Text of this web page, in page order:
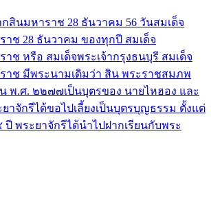
กสินมหาราช 28 ธันวาคม 56 วันสมเด็จ
าช 28 ธันวาคม ของทุกปี สมเด็จ
าช หรือ สมเด็จพระเจ้ากรุงธนบุรี สมเด็จ
าช มีพระนามเดิมว่า สิน พระราชสมภพ
พ.ศ. ๒๒๗๗เป็นบุตรของ นายไหฮอง และ
ยาจักรีได้ขอไปเลี้ยงเป็นบุตรบุญธรรม ตั้งแต่
ปี พระยาจักรีได้นำไปฝากเรียนกับพระ